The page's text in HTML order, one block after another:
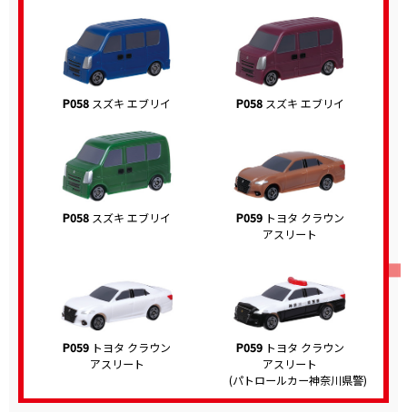
P058 スズキ エブリイ P058スズキ エブリイ
P058 スズキ エブリイ P059トヨタ クラウン
アスリート
P059 トヨタ クラウン
アスリート
P059トヨタ クラウン
アスリート
(パトロールカー神奈川県警)